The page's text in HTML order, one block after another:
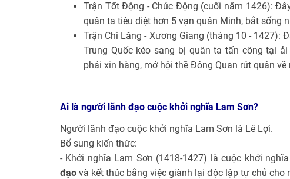
Trận Tốt Động - Chúc Động (cuối năm 1426):
quân ta tiêu diệt hơn 5 vạn quân Minh, bắt sống
Trận Chi Lăng - Xương Giang (tháng 10 -
Trung Quốc kéo sang bị quân ta tấn công tại
phải xin hàng, mở hội thề Đông Quan rút quân về
Ai là người lãnh đạo cuộc khởi nghĩa Lam Sơn?
Người lãnh đạo cuộc khởi nghĩa Lam Sơn là Lê Lợi.
Bổ sung kiến thức:
- Khởi nghĩa Lam Sơn (1418-1427) là cuộc khởi
đạo và kết thúc bằng việc giành lại độc lập tự chủ